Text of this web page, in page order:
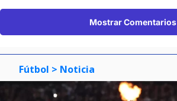
Mostrar Comentarios
Fútbol > Noticia